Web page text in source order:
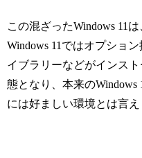
この混ざったWindows 11
Windows 11ではオプショ
イブラリーなどがインス
態となり、本来のWindows
には好ましい環境とは言え